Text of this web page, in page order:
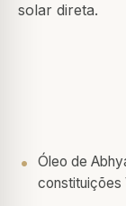
solar direta.
Óleo de
constituições